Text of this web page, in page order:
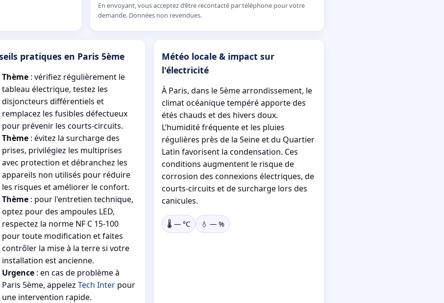
En envoyant, vous acceptez d’être recontacté par téléphone pour votre
demande. Données non revendues.
pratiques en Paris 5ème
Thème : vérifiez régulièrement le
tableau électrique, testez les
disjoncteurs différentiels et
remplacez les fusibles défectueux
pour prévenir les courts-circuits.
Thème : évitez la surcharge des
prises, privilégiez les multiprises
avec protection et débranchez les
appareils non utilisés pour réduire
les risques et améliorer le confort.
Thème : pour l'entretien technique,
optez pour des ampoules LED,
respectez la norme NF C 15-100
pour toute modification et faites
contrôler la mise à la terre si votre
installation est ancienne.
Urgence : en cas de problème à
Paris 5ème, appelezTech Inter pour
une intervention rapide.
Météo locale & impact sur
l'électricité
À Paris, dans le 5ème arrondissement, le
climat océanique tempéré apporte des
étés chauds et des hivers doux.
L’humidité fréquente et les pluies
régulières près de la Seine et du Quartier
Latin favorisent la condensation. Ces
conditions augmentent le risque de
corrosion des connexions électriques, de
courts-circuits et de surcharge lors des
canicules.
🌡️ —°C 💧 —%